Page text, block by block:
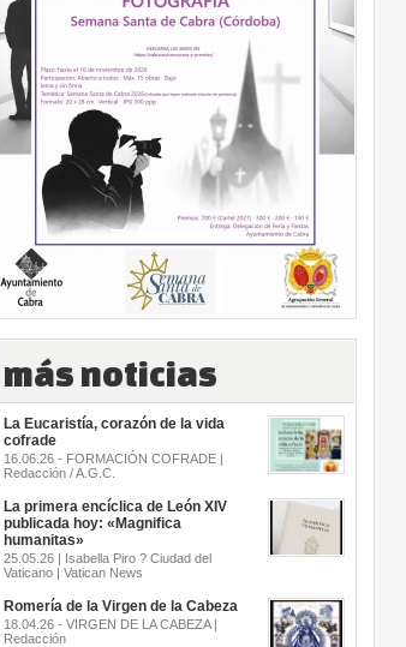
más noticias
La Eucaristía, corazón de la vida
cofrade
16.06.26 - FORMACIÓN COFRADE |
Redacción / A.G.C.
La primera encíclica de León XIV
publicada hoy: «Magnifica
humanitas»
25.05.26 | Isabella Piro ? Ciudad del
Vaticano | Vatican News
Romería de la Virgen de la Cabeza
18.04.26 - VIRGEN DE LA CABEZA |
Redacción